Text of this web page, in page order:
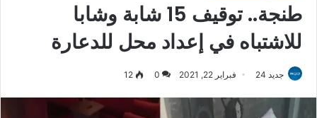
طنجة.. توقيف 15 شابة وشابا
للاشتباه في إعداد محل للدعارة
جديد 24 فبراير 22, 2021 0
12